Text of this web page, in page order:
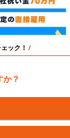
ック！ /
か？